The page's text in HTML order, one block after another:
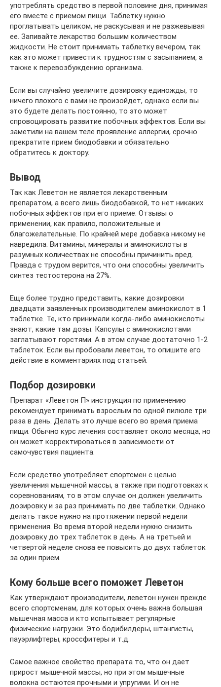
употреблять средство в первой половине дня, принимая
его вместе с приемом пищи. Таблетку нужно
проглатывать целиком, не раскусывая и не разжевывая
ее. Запивайте лекарство большим количеством
жидкости. Не стоит принимать таблетку вечером, так
как это может привести к трудностям с засыпанием, а
также к перевозбуждению организма.
Если вы случайно увеличите дозировку единожды, то
ничего плохого с вами не произойдет, однако если вы
это будете делать постоянно, то это может
спровоцировать развитие побочных эффектов. Если вы
заметили на вашем теле проявление аллергии, срочно
прекратите прием биодобавки и обязательно
обратитесь к доктору.
Вывод
Так как Леветон не является лекарственным
препаратом, а всего лишь биодобавкой, то нет никаких
побочных эффектов при его приеме. Отзывы о
применении, как правило, положительные и
благожелательные. По крайней мере добавка никому не
навредила. Витамины, минералы и аминокислоты в
разумных количествах не способны причинить вред.
Правда с трудом верится, что они способны увеличить
синтез тестостерона на 27%.
Еще более трудно представить, какие дозировки
двадцати заявленных производителем аминокислот в 1
таблетке. Те, кто принимали когда-либо аминокислоты
знают, какие там дозы. Капсулы с аминокислотами
заглатывают горстями. А в этом случае достаточно 1-2
таблеток. Если вы пробовали леветон, то опишите его
действие в комментариях под статьей.
Подбор дозировки
Препарат «Леветон П» инструкция по применению
рекомендует принимать взрослым по одной пилюле три
раза в день. Делать это лучше всего во время приема
пищи. Обычно курс лечения составляет около месяца, но
он может корректироваться в зависимости от
самочувствия пациента.
Если средство употребляет спортсмен с целью
увеличения мышечной массы, а также при подготовках к
соревнованиям, то в этом случае он должен увеличить
дозировку и за раз принимать по две таблетки. Однако
делать такое нужно на протяжении первой недели
применения. Во время второй недели нужно снизить
дозировку до трех таблеток в день. А на третьей и
четвертой неделе снова ее повысить до двух таблеток
за один прием.
Кому больше всего поможет Леветон
Как утверждают производители, леветон нужен прежде
всего спортсменам, для которых очень важна большая
мышечная масса и кто испытывает регулярные
физические нагрузки. Это бодибилдеры, штангисты,
пауэрлифтеры, кроссфитеры и т.д.
Самое важное свойство препарата то, что он дает
прирост мышечной массы, но при этом мышечные
волокна остаются прочными и упругими. И он не